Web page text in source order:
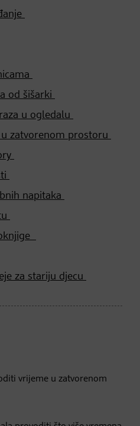
od šišarki
u ogledalu
u zatvorenom prostoru
napitaka
za stariju djecu
vrijeme u zatvorenom